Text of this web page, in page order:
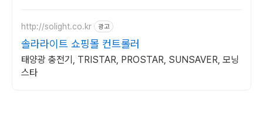
http://solight.co.kr 광고
솔라라이트 쇼핑몰 컨트롤러
태양광 충전기, TRISTAR, PROSTAR, SUNSAVER, 모닝
스타